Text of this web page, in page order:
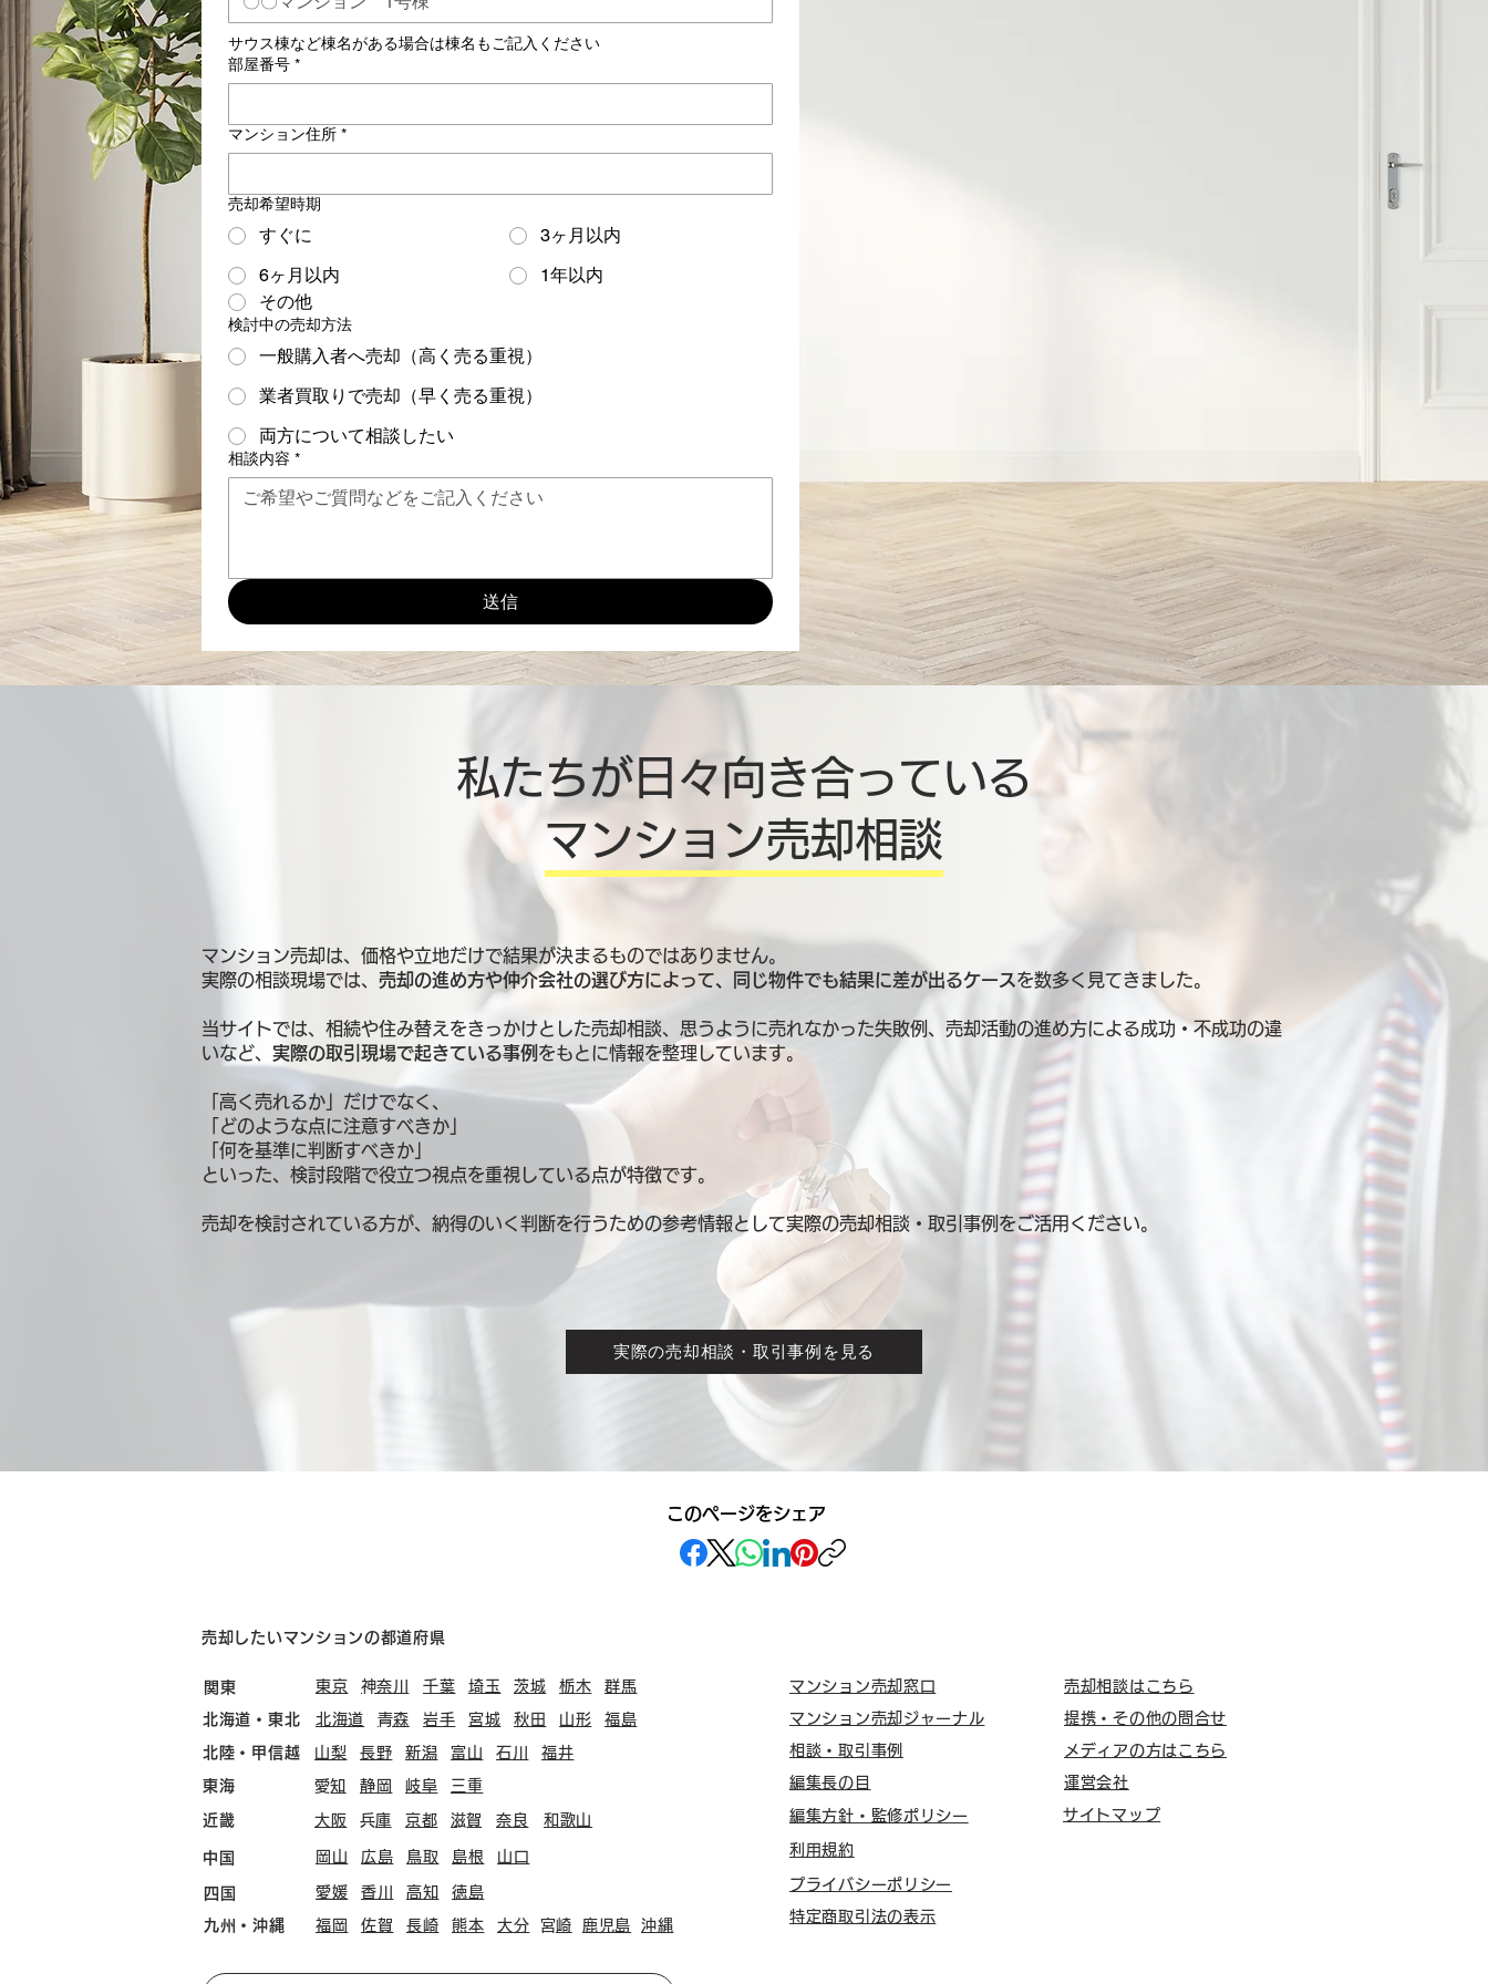
サウス棟など棟名がある場合は棟名もご記入ください
部屋番号 *
マンション住所 *
売却希望時期
すぐに
3ヶ月以内
6ヶ月以内
1年以内
その他
検討中の売却方法
一般購入者へ売却（高く売る重視）
業者買取りで売却（早く売る重視）
両方について相談したい
相談内容 *
送信
私たちが日々向き合っている
マンション売却相談
マンション売却は、価格や立地だけで結果が決まるものではありません。
実際の相談現場では、 売却の進め方や仲介会社の選び方によって、同じ物件でも結果に差が出るケースを数多く見てきました。
当サイトでは、相続や住み替えをきっかけとした売却相談、思うように売れなかった失敗例、売却活動の進め方による成功・不成功の違
いなど、 実際の取引現場で起きている事例 をもとに情報を整理しています。
「高く売れるか」だけでなく、
「どのような点に注意すべきか」
「何を基準に判断すべきか」
といった、検討段階で役立つ視点を重視している点が特徴です。
売却を検討されている方が、納得のいく判断を行うための参考情報として実際の売却相談・取引事例をご活用ください。
実際の売却相談・取引事例を見る
このページをシェア
売却したいマンションの都道府県
関東
北海道・東北
北陸・甲信越
東海
東京 ​神奈川 千葉 埼玉 茨城 栃木
北海道 ​青森 岩手 宮城 秋田 山形
山梨
​愛知
長野
静岡
新潟
岐阜
富山 石川 福井
三重
群馬
福島
近畿 大阪 ​兵庫 京都 ​滋賀 奈良 和歌山
中国 岡山 広島 鳥取 島根 山口
四国
九州・沖縄
愛媛
福岡
香川
佐賀
高知
長崎
徳島
熊本 大分 ​宮崎 鹿児島 沖縄
マンション売却窓口
マンション売却ジャーナル
相談・取引事例
編集長の目
編集方針・監修ポリシー
売却相談はこちら
提携・その他の問合せ
メディアの方はこちら
運営会社
サイトマップ
利用規約
プライバシーポリシー
特定商取引法の表示